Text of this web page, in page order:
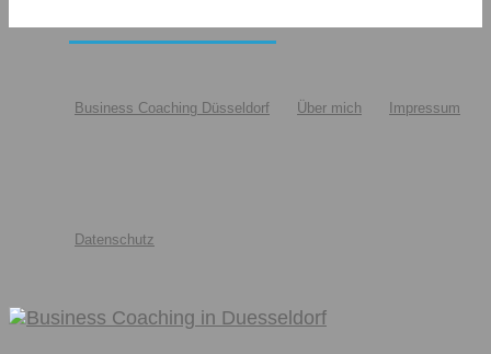
Business Coaching Düsseldorf Über mich Impressum
Datenschutz